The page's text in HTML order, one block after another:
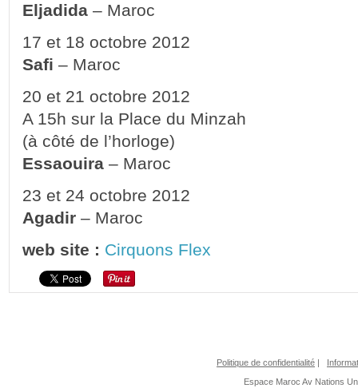
Eljadida – Maroc
17 et 18 octobre 2012
Safi – Maroc
20 et 21 octobre 2012
A 15h sur la Place du Minzah
(à côté de l’horloge)
Essaouira – Maroc
23 et 24 octobre 2012
Agadir – Maroc
web site : Cirquons Flex
Politique de confidentialité |
Espace Maroc Av Nations